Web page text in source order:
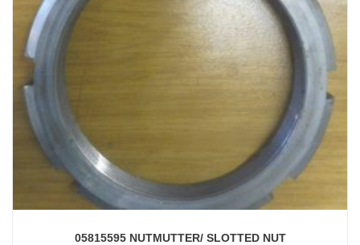
05815595 NUTMUTTER/ SLOTTED NUT